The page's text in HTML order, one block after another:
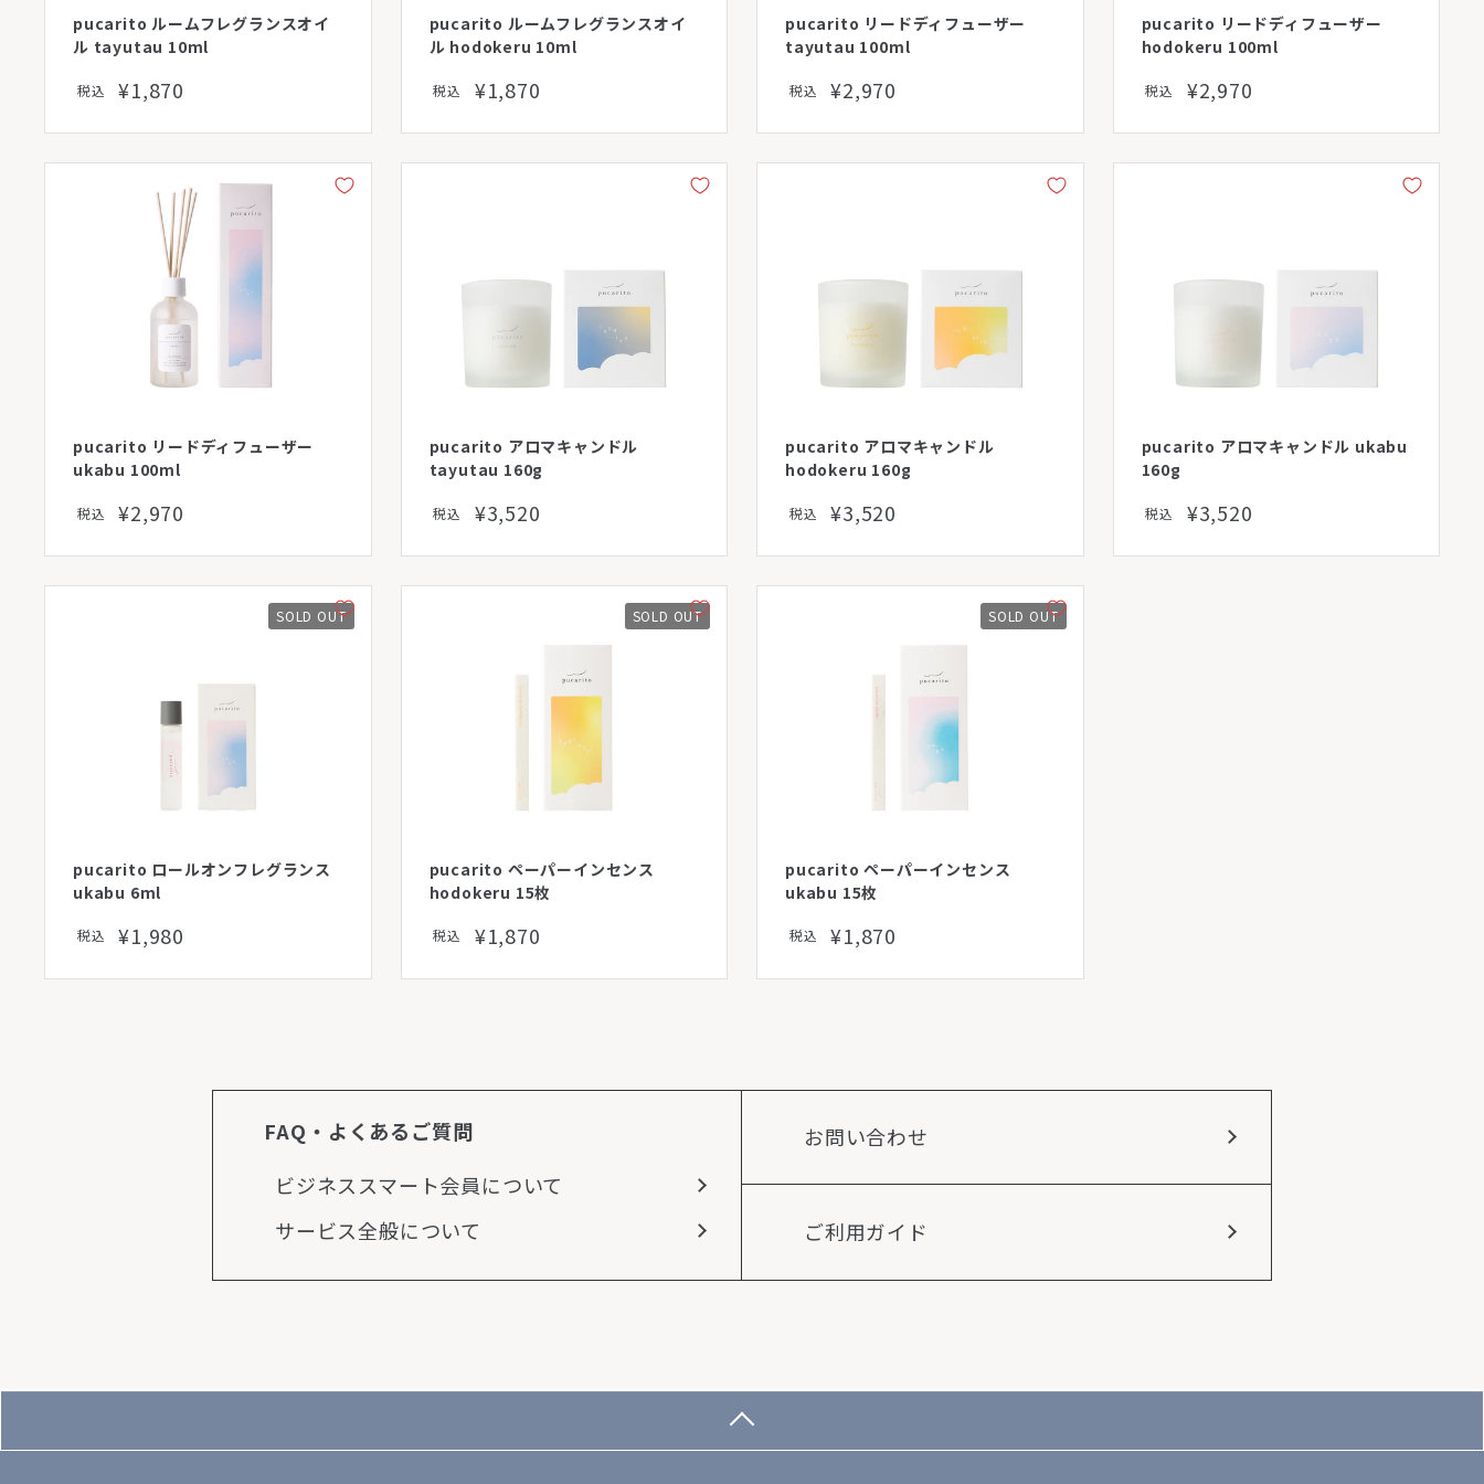
pucarito ルームフレグランスオイ
ル tayutau 10ml
税込 ¥1,870
pucarito ルームフレグランスオイ
ル hodokeru 10ml
税込 ¥1,870
pucarito リードディフューザー
tayutau 100ml
税込 ¥2,970
pucarito リードディフューザー
hodokeru 100ml
税込 ¥2,970
pucarito リードディフューザー
ukabu 100ml
税込 ¥2,970
pucarito アロマキャンドル
tayutau 160g
税込 ¥3,520
pucarito アロマキャンドル
hodokeru 160g
税込 ¥3,520
pucarito アロマキャンドル ukabu
160g
税込 ¥3,520
pucarito ロールオンフレグランス
ukabu 6ml
税込 ¥1,980
SOLD OUT
pucarito ペーパーインセンス
hodokeru 15枚
税込 ¥1,870
SOLD OUT
pucarito ペーパーインセンス
ukabu 15枚
税込 ¥1,870
SOLD OUT
FAQ・よくあるご質問
ビジネススマート会員について
サービス全般について
お問い合わせ
ご利用ガイド